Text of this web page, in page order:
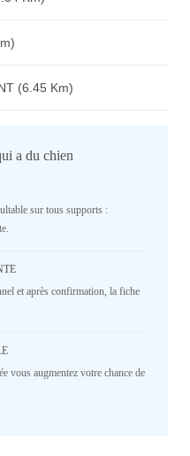
(6.45 Km)
a du chien
sur tous supports :
et après confirmation, la fiche
vous augmentez votre chance de